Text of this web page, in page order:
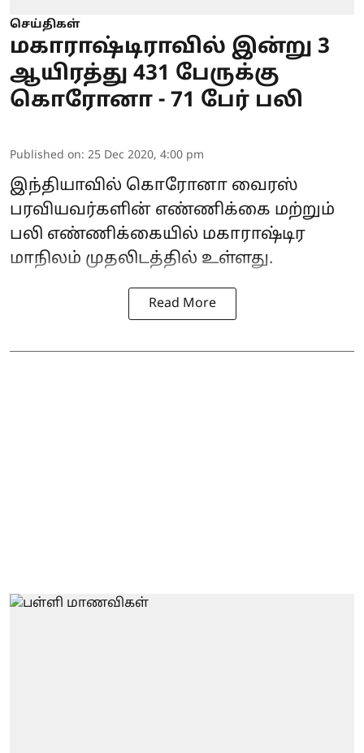
செய்திகள்
மகாராஷ்டிராவில் இன்று 3
ஆயிரத்து 431 பேருக்கு
கொரோனா - 71 பேர் பலி
Published on: 25 Dec 2020, 4:00 pm
இந்தியாவில் கொரோனா வைரஸ்
பரவியவர்களின் எண்ணிக்கை மற்றும்
பலி எண்ணிக்கையில் மகாராஷ்டிர
மாநிலம் முதலிடத்தில் உள்ளது.
Read More